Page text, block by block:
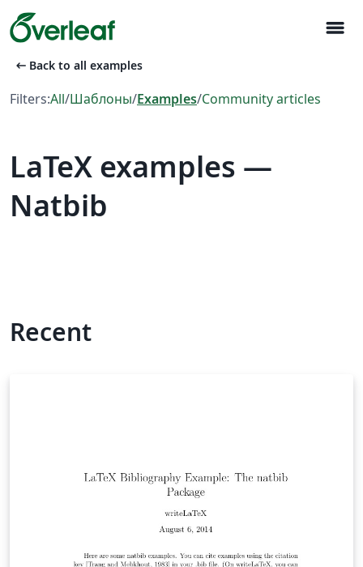
menu
arrow_left_alt Back to all examples
Filters:All/Шаблоны/Examples/Community articles
LaTeX examples —
Natbib
Recent